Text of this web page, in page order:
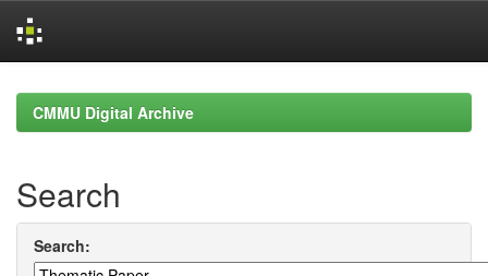
navigationCMMU Digital Archive
Search
Search: